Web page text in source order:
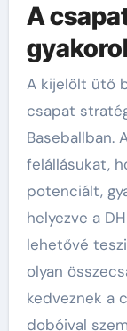
A
A kijelölt ütő
csapat
Baseballban.
felállásukat,
potenciált,
helyezve a
lehetővé
olyan
kedveznek a
dobóival